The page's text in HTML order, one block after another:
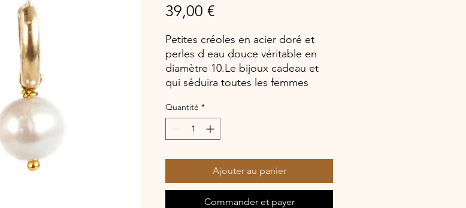
39,00 €Prix
Petites créoles en acier doré et
perles d eau douce véritable en
diamètre 10.Le bijoux cadeau et
qui séduira toutes les femmes
Quantité *
Ajouter au panier
Commander et payer